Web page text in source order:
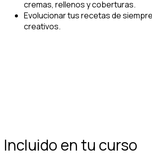
cremas, rellenos y coberturas.
Evolucionar tus recetas de
creativos.
Incluido en tu curso